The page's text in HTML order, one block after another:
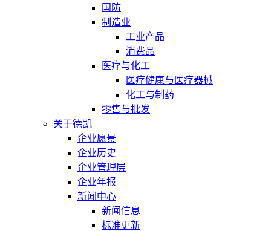
国防
制造业
工业产品
消费品
医疗与化工
医疗健康与医疗器械
化工与制药
零售与批发
关于德凯
企业愿景
企业历史
企业管理层
企业年报
新闻中心
新闻信息
标准更新